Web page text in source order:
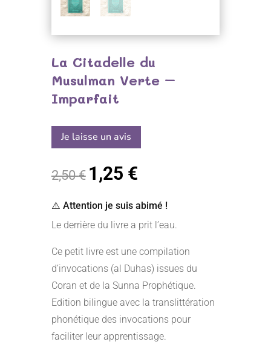
La Citadelle du
Musulman Verte –
Imparfait
Je laisse un avis
2,50€ Le
prix
initial
était :
2,50 €.
1,25 €Le
actuel
1,25 €.
⚠️ Attention je suis abimé !
Le derrière du livre a prit l’eau.
Ce petit livre est une compilation
d’invocations (al Duhas) issues du
Coran et de la Sunna Prophétique.
Edition bilingue avec la translittération
phonétique des invocations pour
faciliter leur apprentissage.